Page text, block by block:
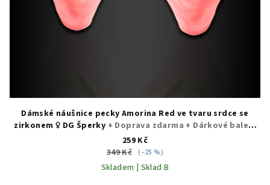
Dámské náušnice pecky Amorina Red ve tvaru srdce se
zirkonem ♀️ DG Šperky + Doprava zdarma + Dárkové balení
zdarma
259 Kč
349 Kč (–25 %)
Skladem | Sklad B